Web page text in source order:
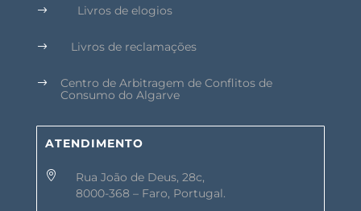
$ Livros de elogios
$ Livros de reclamações
$
Centro de Arbitragem de Conflitos de
Consumo do Algarve
ATENDIMENTO

Rua João de Deus, 28c,
8000-368 – Faro, Portugal.